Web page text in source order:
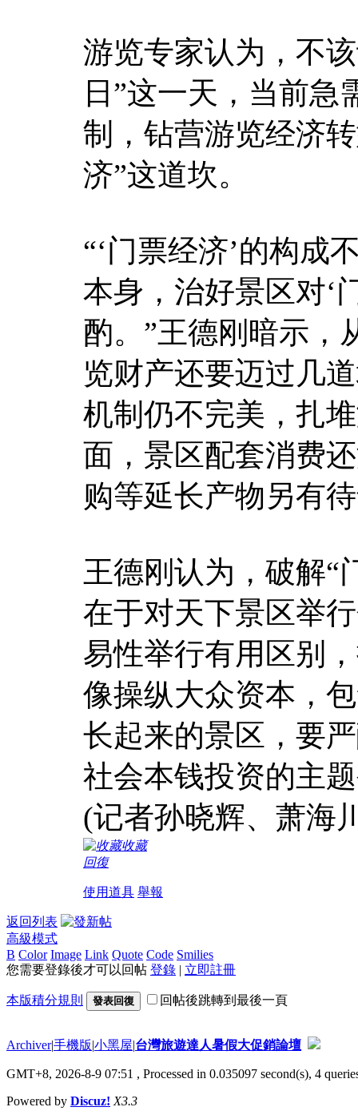
游览专家认为，不
日”这一天，当前急
制，钻营游览经济
济”这道坎。
“‘门票经济’的构成
本身，治好景区对‘
酌。”王德刚暗示，
览财产还要迈过几
机制仍不完美，扎
面，景区配套消费
购等延长产物另有
王德刚认为，破解“
在于对天下景区举
易性举行有用区别
像操纵大众资本，
长起来的景区，要
社会本钱投资的主
(记者孙晓辉、萧海
收藏
回復
使用道具 舉報
返回列表
高級模式
B Color Image Link Quote Code Smilies
您需要登錄後才可以回帖 登錄 | 立即註冊
本版積分規則 發表回復 回帖後跳轉到最後一頁
Archiver|手機版|小黑屋|台灣旅遊達人暑假大促銷論壇
GMT+8, 2026-8-9 07:51 , Processed in 0.035097 second(s), 4
Powered by Discuz! X3.3